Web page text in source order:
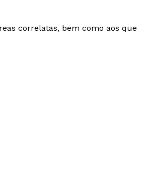
correlatas, bem como aos que